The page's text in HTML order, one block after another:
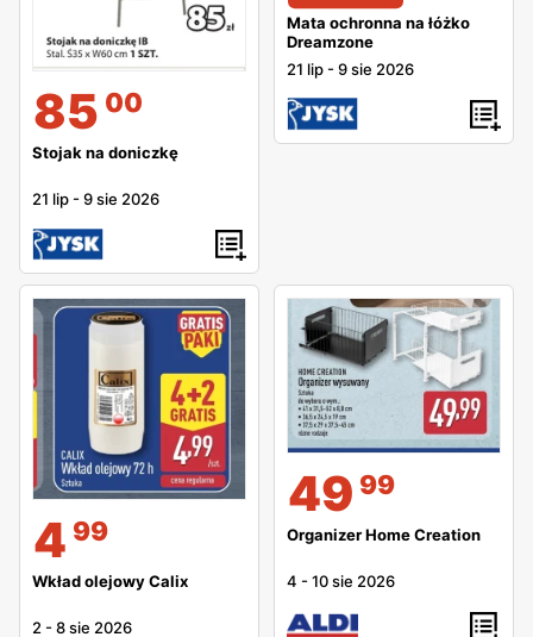
85 00
Stojak na doniczkę
21 lip -9 sie 2026
Mata ochronna na łóżko
Dreamzone
21 lip -9 sie 2026
4 99
Wkład olejowy Calix
2 -8 sie 2026
49 99
Organizer Home Creation
4 -10 sie 2026